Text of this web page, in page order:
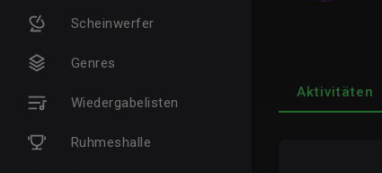
Scheinwerfer
Genres
Wiedergabelisten
Ruhmeshalle
Aktivitäten